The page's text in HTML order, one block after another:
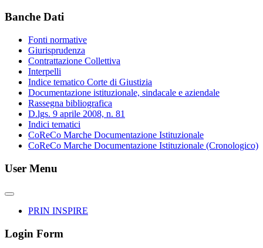
Banche Dati
Fonti normative
Giurisprudenza
Contrattazione Collettiva
Interpelli
Indice tematico Corte di Giustizia
Documentazione istituzionale, sindacale e aziendale
Rassegna bibliografica
D.lgs. 9 aprile 2008, n. 81
Indici tematici
CoReCo Marche Documentazione Istituzionale
CoReCo Marche Documentazione Istituzionale (Cronologico)
User Menu
PRIN INSPIRE
Login Form